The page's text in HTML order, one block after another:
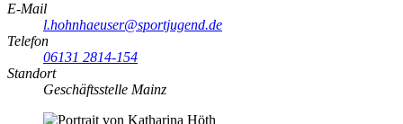
E-Mail
l.hohnhaeuser@sportjugend.de
Telefon
06131 2814-154
Standort
Geschäftsstelle Mainz